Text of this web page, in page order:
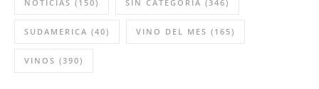
NOTICIAS (150) SIN CATEGORÍA (346)
SUDAMERICA (40) VINO DEL MES (165)
VINOS (390)